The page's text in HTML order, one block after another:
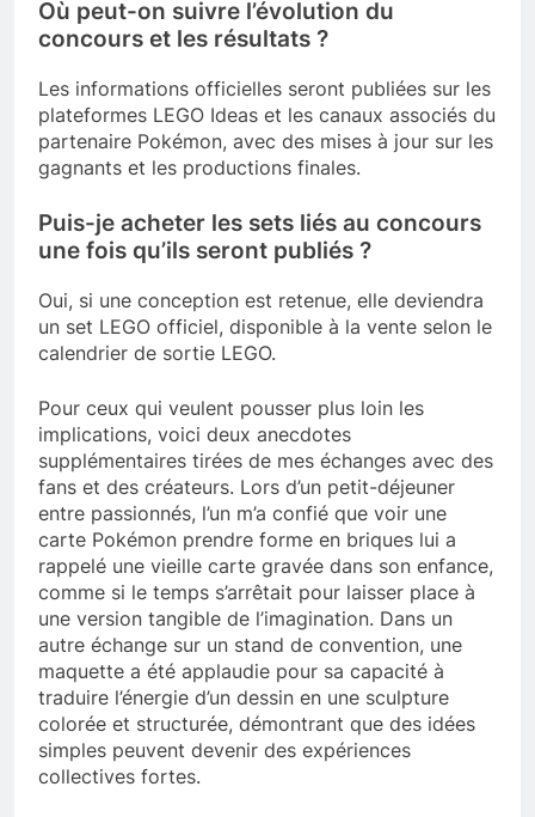
Où peut-on suivre l’évolution du
concours et les résultats ?
Les informations officielles seront publiées sur les
plateformes LEGO Ideas et les canaux associés du
partenaire Pokémon, avec des mises à jour sur les
gagnants et les productions finales.
Puis-je acheter les sets liés au concours
une fois qu’ils seront publiés ?
Oui, si une conception est retenue, elle deviendra
un set LEGO officiel, disponible à la vente selon le
calendrier de sortie LEGO.
Pour ceux qui veulent pousser plus loin les
implications, voici deux anecdotes
supplémentaires tirées de mes échanges avec des
fans et des créateurs. Lors d’un petit-déjeuner
entre passionnés, l’un m’a confié que voir une
carte Pokémon prendre forme en briques lui a
rappelé une vieille carte gravée dans son enfance,
comme si le temps s’arrêtait pour laisser place à
une version tangible de l’imagination. Dans un
autre échange sur un stand de convention, une
maquette a été applaudie pour sa capacité à
traduire l’énergie d’un dessin en une sculpture
colorée et structurée, démontrant que des idées
simples peuvent devenir des expériences
collectives fortes.